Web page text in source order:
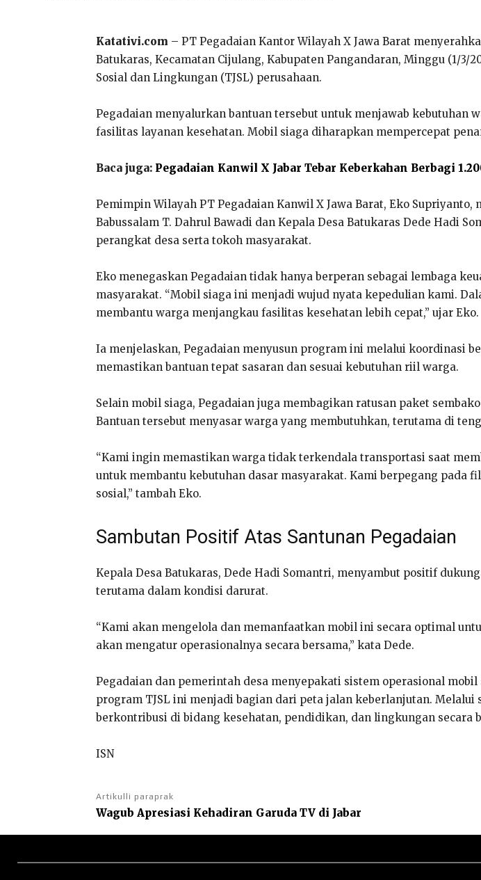
Katativi.com – PT Pegadaian Kantor Wilayah X Jawa Barat
Batukaras, Kecamatan Cijulang, Kabupaten Pangandaran, Minggu (1/
Sosial dan Lingkungan (TJSL) perusahaan.
Pegadaian menyalurkan bantuan tersebut untuk menjawab
fasilitas layanan kesehatan. Mobil siaga diharapkan mempercepat
Baca juga: Pegadaian Kanwil X Jabar Tebar Keberkahan Berbagi
Pemimpin Wilayah PT Pegadaian Kanwil X Jawa Barat, Eko
Babussalam T. Dahrul Bawadi dan Kepala Desa Batukaras Dede Hadi
perangkat desa serta tokoh masyarakat.
Eko menegaskan Pegadaian tidak hanya berperan sebagai lembaga
masyarakat. “Mobil siaga ini menjadi wujud nyata kepedulian kami.
membantu warga menjangkau fasilitas kesehatan lebih cepat,” ujar Eko.
Ia menjelaskan, Pegadaian menyusun program ini melalui koordinasi
memastikan bantuan tepat sasaran dan sesuai kebutuhan riil warga.
Selain mobil siaga, Pegadaian juga membagikan ratusan paket
Bantuan tersebut menyasar warga yang membutuhkan, terutama di
“Kami ingin memastikan warga tidak terkendala transportasi saat
untuk membantu kebutuhan dasar masyarakat. Kami berpegang pada
sosial,” tambah Eko.
Sambutan Positif Atas Santunan Pegadaian
Kepala Desa Batukaras, Dede Hadi Somantri, menyambut positif
terutama dalam kondisi darurat.
“Kami akan mengelola dan memanfaatkan mobil ini secara optimal
akan mengatur operasionalnya secara bersama,” kata Dede.
Pegadaian dan pemerintah desa menyepakati sistem operasional
program TJSL ini menjadi bagian dari peta jalan keberlanjutan. Melalui
berkontribusi di bidang kesehatan, pendidikan, dan lingkungan secara
ISN
Artikulli paraprak
Wagub Apresiasi Kehadiran Garuda TV di Jabar